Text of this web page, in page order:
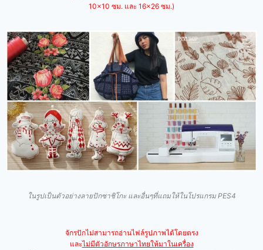
10×10 ซม. และ 16×26 ซม.)
ในรูปเป็นตัวอย่างลายปักซาชิโกะ และอื่นๆที่แถมให้ในโปรแกรม PES4
จักรปักไม่สามารถอ่านไฟล์รูปภาพได้โดยตรง
และไม่มีตัวอักษรภาษาไทยให้มาในเครื่อง